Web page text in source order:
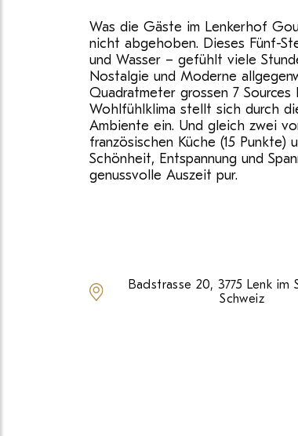
Was die Gäste im Lenkerhof
nicht abgehoben. Dieses Fünf-
und Wasser – gefühlt viele
Nostalgie und Moderne
Quadratmeter grossen 7 Sources
Wohlfühlklima stellt sich durch
Ambiente ein. Und gleich zwei
französischen Küche (15
Schönheit, Entspannung und
genussvolle Auszeit pur.
Badstrasse 20, 3775 Lenk im
Schweiz